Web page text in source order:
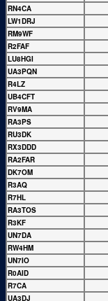
RN4CA
LW1DRJ
RM9WF
R2FAF
LU8HGI
UA3PQN
R4LZ
UB4CFT
RV9MA
RA3PS
RU3DK
RX3DDD
RA2FAR
DK7OM
R3AQ
R7HL
RA3TOS
R3KF
UN7DA
RW4HM
UN7IO
R0AID
R7CA
UA3DJ